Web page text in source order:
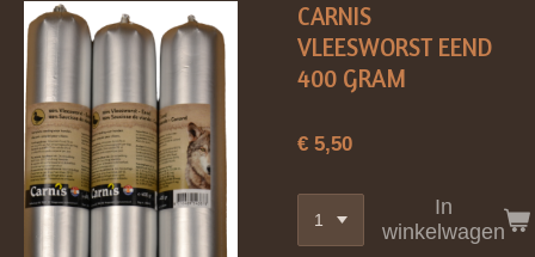
CARNIS
VLEESWORST EEND
400 GRAM
€ 5,50
In
winkelwagen